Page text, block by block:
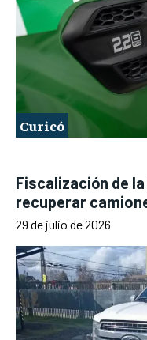
Curicó
Fiscalización de
recuperar
29 de julio de 2026